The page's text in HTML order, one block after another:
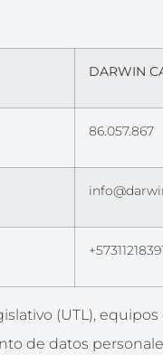
DARWIN
86.057.867
(UTL),
de datos